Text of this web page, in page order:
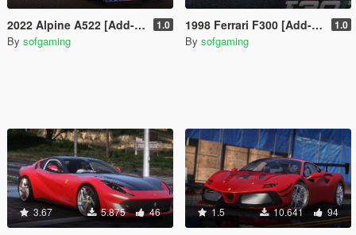
2022 Alpine A522 [Add-On] 1.0
By sofgaming
1998 Ferrari F300 [Add-On] 1.0
By sofgaming
3.67 5.875 46 1.5 10.641 94